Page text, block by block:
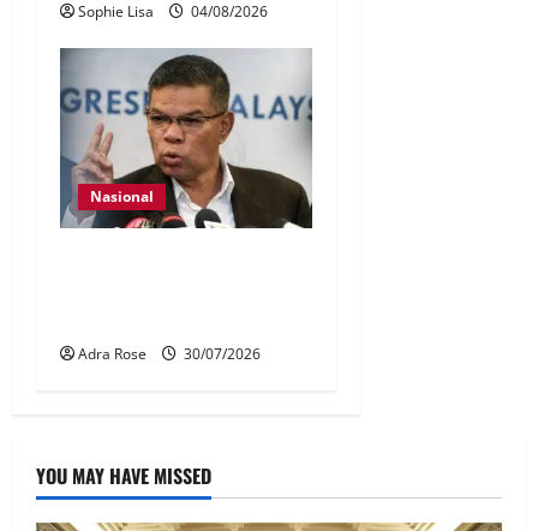
Sophie Lisa 04/08/2026
Nasional
Adra Rose 30/07/2026
YOU MAY HAVE MISSED